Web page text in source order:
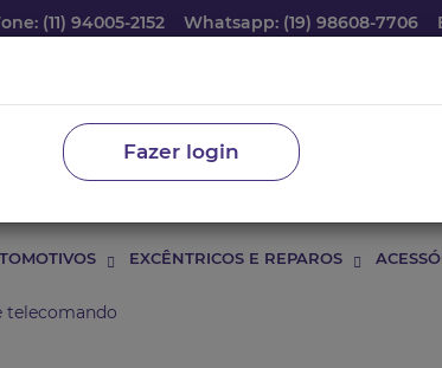
(11) 94005-2152 Whatsapp: (19) 98608-7706
EXCÊNTRICOS E REPAROS
telecomando
Fazer login